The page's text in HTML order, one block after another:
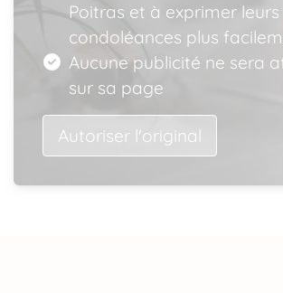
Poitras et à exprimer leurs
condoléances plus
Aucune publicité ne sera
sur sa page
Autoriser l'original